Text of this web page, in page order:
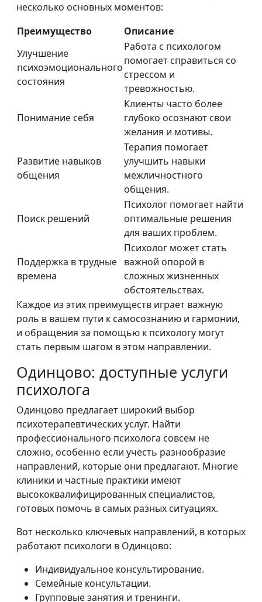
несколько основных моментов:
Преимущество
Описание
Улучшение
психоэмоционального
состояния
Работа с психологом
помогает справиться со
стрессом и
тревожностью.
Понимание себя
Клиенты часто более
глубоко осознают свои
желания и мотивы.
Развитие навыков
общения
Терапия помогает
улучшить навыки
межличностного
общения.
Поиск решений
Психолог помогает найти
оптимальные решения
для ваших проблем.
Поддержка в трудные
времена
Психолог может стать
важной опорой в
сложных жизненных
обстоятельствах.
Каждое из этих преимуществ играет важную
роль в вашем пути к самосознанию и гармонии,
и обращения за помощью к психологу могут
стать первым шагом в этом направлении.
Одинцово: доступные услуги
психолога
Одинцово предлагает широкий выбор
психотерапевтических услуг. Найти
профессионального психолога совсем не
сложно, особенно если учесть разнообразие
направлений, которые они предлагают. Многие
клиники и частные практики имеют
высококвалифицированных специалистов,
готовых помочь в самых разных ситуациях.
Вот несколько ключевых направлений, в которых
работают психологи в Одинцово:
Индивидуальное консультирование.
Семейные консультации.
Групповые занятия и тренинги.